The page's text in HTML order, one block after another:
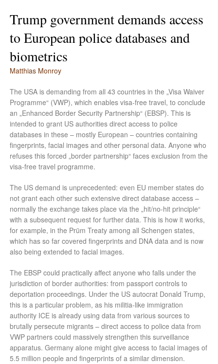
Trump government demands access
to European police databases and
biometrics
Matthias Monroy
The USA is demanding from all 43 countries in the „Visa Waiver
Programme“ (VWP), which enables visa-free travel, to conclude
an „Enhanced Border Security Partnership“ (EBSP). This is
intended to grant US authorities direct access to police
databases in these – mostly European – countries containing
fingerprints, facial images and other personal data. Anyone who
refuses this forced „border partnership“ faces exclusion from the
visa-free travel programme.
The US demand is unprecedented: even EU member states do
not grant each other such extensive direct database access –
normally the exchange takes place via the „hit/no-hit principle“
with a subsequent request for further data. This is how it works,
for example, in the Prüm Treaty among all Schengen states,
which has so far covered fingerprints and DNA data and is now
also being extended to facial images.
The EBSP could practically affect anyone who falls under the
jurisdiction of border authorities: from passport controls to
deportation proceedings. Under the US autocrat Donald Trump,
this is a particular problem, as his militia-like immigration
authority ICE is already using data from various sources to
brutally persecute migrants – direct access to police data from
VWP partners could massively strengthen this surveillance
apparatus. Germany alone might give access to facial images of
5.5 million people and fingerprints of a similar dimension.